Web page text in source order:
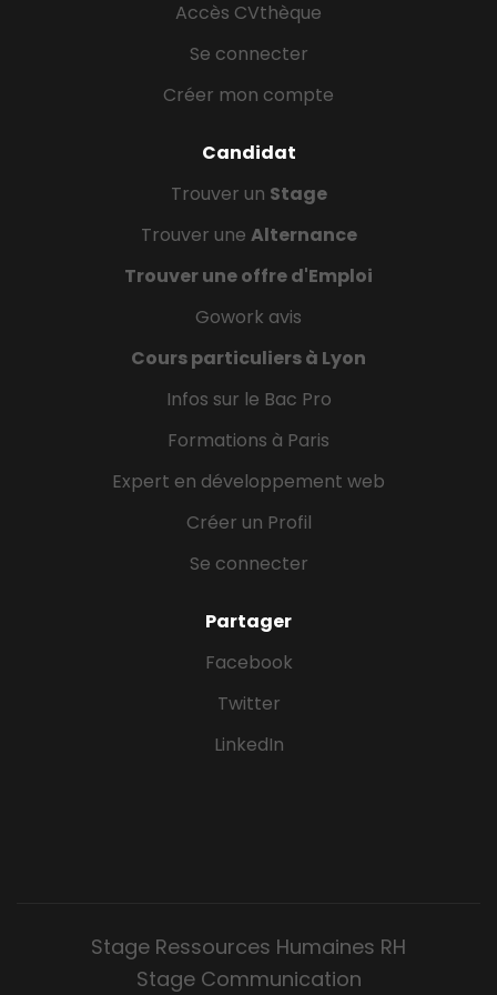
Accès CVthèque
Se connecter
Créer mon compte
Candidat
Trouver un Stage
Trouver une Alternance
Trouver une offre d'Emploi
Gowork avis
Cours particuliers à Lyon
Infos sur le Bac Pro
Formations à Paris
Expert en développement web
Créer un Profil
Se connecter
Partager
Facebook
Twitter
LinkedIn
Stage Ressources Humaines RH
Stage Communication